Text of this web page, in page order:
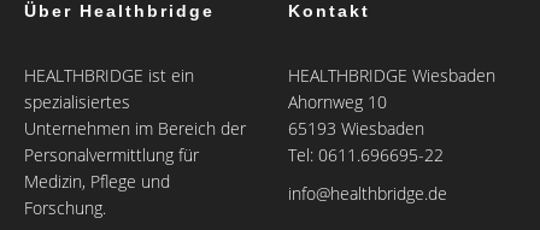
Über Healthbridge
HEALTHBRIDGE ist ein
spezialisiertes
Unternehmen im Bereich der
Personalvermittlung für
Medizin, Pflege und
Forschung.
Kontakt
HEALTHBRIDGE Wiesbaden
Ahornweg 10
65193 Wiesbaden
Tel: 0611.696695-22
info@healthbridge.de